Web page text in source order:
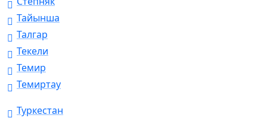
Тайынша
Талгар
Текели
Темир
Темиртау
Туркестан